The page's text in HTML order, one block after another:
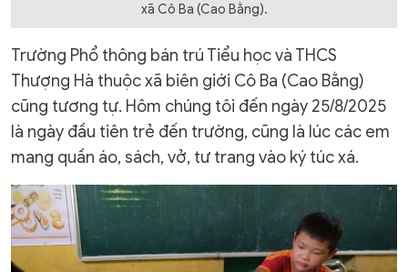
xã Cô Ba (Cao Bằng).
Trường Phổ thông bán trú Tiểu học và THCS
Thượng Hà thuộc xã biên giới Cô Ba (Cao Bằng)
cũng tương tự. Hôm chúng tôi đến ngày 25/8/2025
là ngày đầu tiên trẻ đến trường, cũng là lúc các em
mang quần áo, sách, vở, tư trang vào ký túc xá.